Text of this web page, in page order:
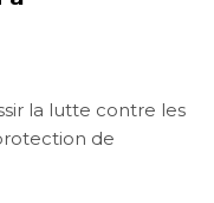
la lutte contre les
de